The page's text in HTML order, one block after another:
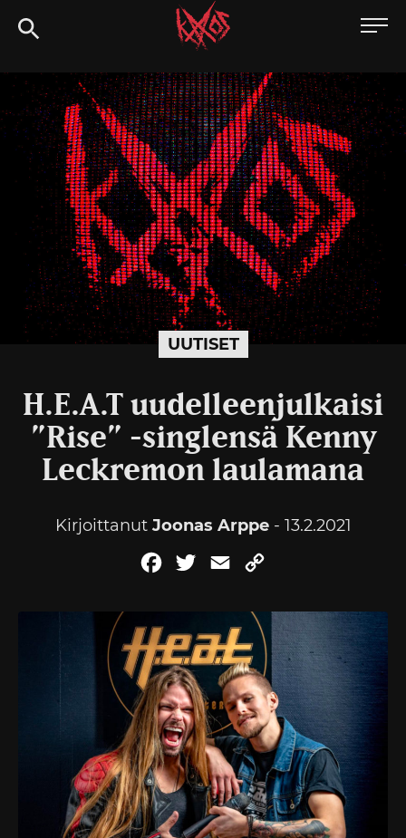
Siirry
suoraan
Kaaoszine
UUTISET
H.E.A.T uudelleenjulkaisi
”Rise” -singlensä Kenny
Leckremon laulamana
Kirjoittanut Joonas Arppe- 13.2.2021
FacebookTwitterEmail